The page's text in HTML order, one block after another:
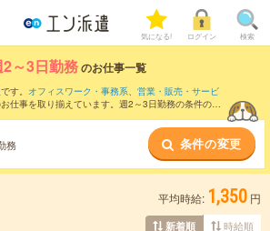
気になる! ログイン 検索
2～3日勤務のお仕事一覧
す。 オフィスワーク・事務系、 営業・販売・サービ
仕事を取り揃えています。週2～3日勤務の条件の他
務 条件の変更
平均時給: 1,350 円
新着順 時給順